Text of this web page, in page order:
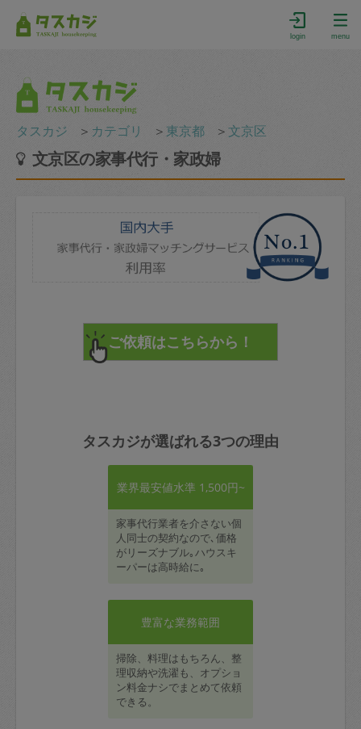
login menu
タスカジ ＞ カテゴリ ＞ 東京都 ＞文京区
文京区の家事代行・家政婦
タスカジが選ばれる3つの理由
業界最安値水準 1,500円~
家事代行業者を介さない個
人同士の契約なので､価格
がリーズナブル｡ハウスキ
ーパーは高時給に｡
豊富な業務範囲
掃除、料理はもちろん、整
理収納や洗濯も、オプショ
ン料金ナシでまとめて依頼
できる。